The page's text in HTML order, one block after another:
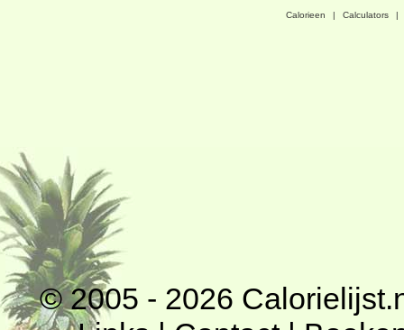
Calorieen | Calculators |
© 2005 - 2026